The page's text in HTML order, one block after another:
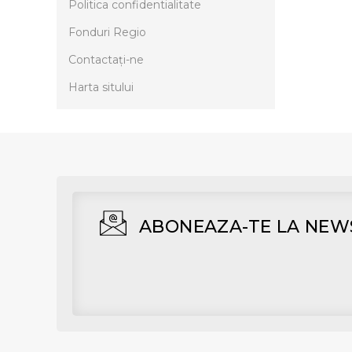
Politica confidentialitate
Fonduri Regio
Contactaţi-ne
Harta sitului
ABONEAZA-TE LA